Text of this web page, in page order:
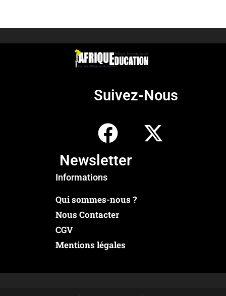
Suivez-Nous
Newsletter
Informations
Qui sommes-nous ?
Nous Contacter
CGV
Mentions légales